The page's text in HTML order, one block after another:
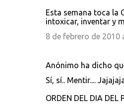
Esta semana toca la
intoxicar, inventar y
8 de febrero de 2010
Anónimo ha dicho
Sí, sí.. Mentir....
ORDEN DEL DIA DEL